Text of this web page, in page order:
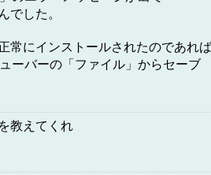
でした。
常にインストールされたのであれば
ーバーの「ファイル」からセーブ
教えてくれ